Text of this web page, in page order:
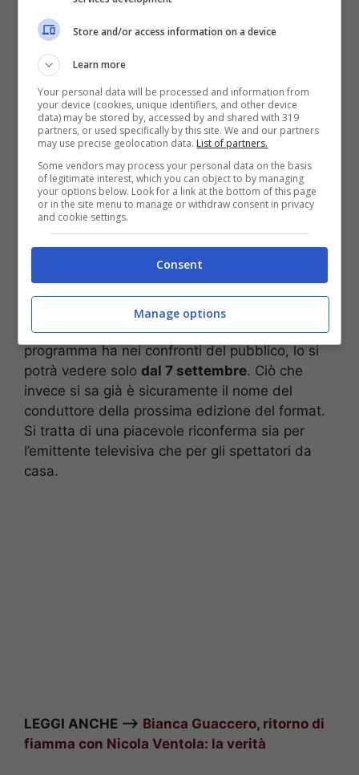
conduttori della
prossima edizione
Se saranno apportate novità all’approccio che il
programma ha nei confronti del pubblico, lo si
potrà vedere solo dal 7 settembre. Ciò che
invece si sa già è sicuramente il nome del
conduttore della prossima edizione del format.
Si tratta di una piacevole riconferma sia per
l’emittente televisiva che per gli spettatori da
casa.
LEGGI ANCHE –> Bianca Guaccero, ritorno di
fiamma con Nicola Ventola: la verità
Store and/or access information on a device
Learn more
Your personal data will be processed and information from
your device (cookies, unique identifiers, and other device
data) may be stored by, accessed by and shared with 319
partners, or used specifically by this site. We and our partners
may use precise geolocation data. List of partners.
Some vendors may process your personal data on the basis
of legitimate interest, which you can object to by managing
your options below. Look for a link at the bottom of this page
or in the site menu to manage or withdraw consent in privacy
and cookie settings.
Consent
Manage options